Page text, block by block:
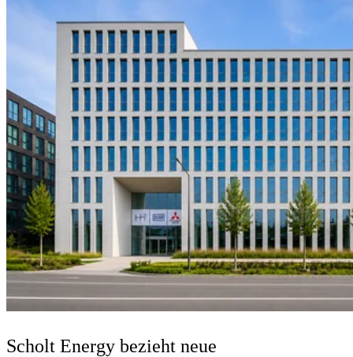
Scholt Energy bezieht neue